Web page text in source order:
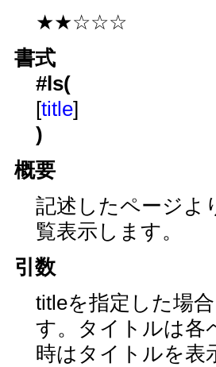
★★☆☆☆
書式
#ls(
[title]
)
概要
記述したページよ
覧表示します。
引数
titleを指定した場
す。タイトルは各
時はタイトルを表